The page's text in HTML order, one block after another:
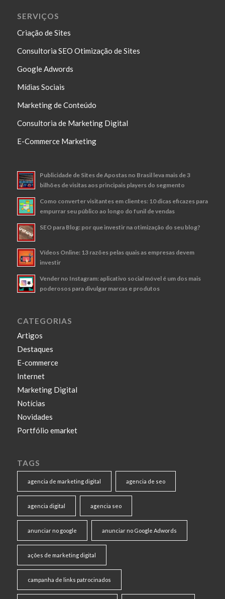
SERVIÇOS
Criação de Sites
Consultoria SEO Otimização de Sites
Google Adwords
Mídias Sociais
Marketing de Conteúdo
Consultoria de Marketing Digital
E-Commerce Marketing
Publicidade de Sites de Apostas no Brasil leva mais de 3
bilhões de visitas aos principais players do segmento
Como converter visitantes em clientes: 10 dicas eficazes para
empurrar seu público ao longo do funil de vendas
SEO para Blog: por que investir na otimização do seu blog?
Vídeos Online: 13 razões pelas quais as empresas devem
investir
Vender no Instagram: aplicativo social móvel é um dos mais
poderosos para divulgar marcas e produtos
CATEGORIAS
Artigos
Destaques
E-commerce
Internet
Marketing Digital
Notícias
Novidades
Portfólio emarket
TAGS
agencia de marketing digital agencia de seo
agencia digital agencia seo
anunciar no google anunciar no Google Adwords
ações de marketing digital
campanha de links patrocinados